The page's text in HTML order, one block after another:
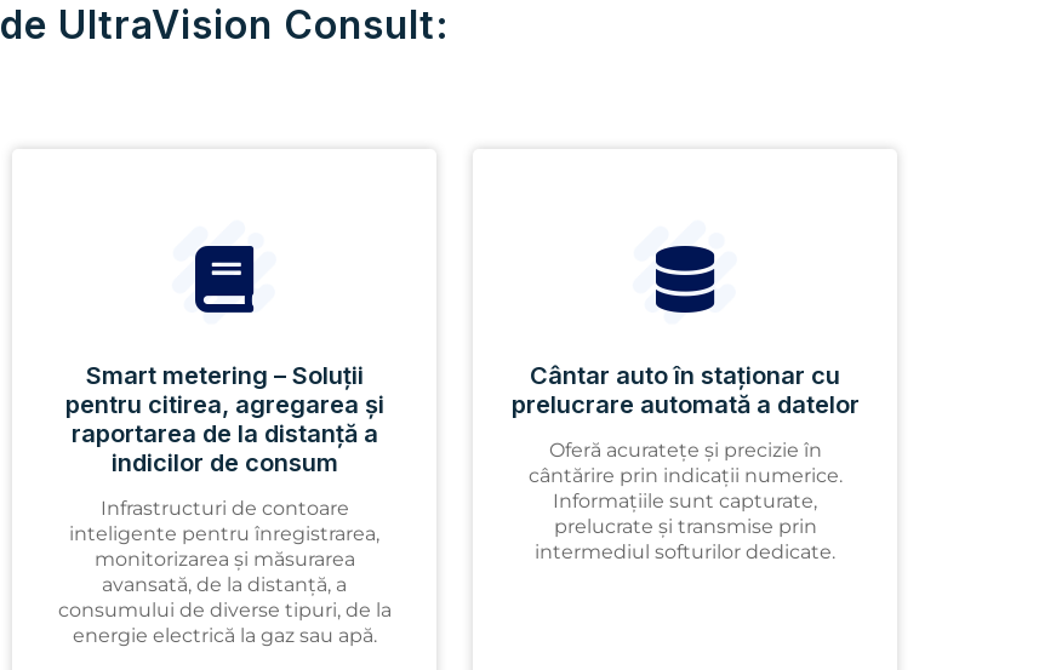
de UltraVision Consult:
Smart metering – Soluții
pentru citirea, agregarea și
raportarea de la distanță a
indicilor de consum
Infrastructuri de contoare
inteligente pentru înregistrarea,
monitorizarea și măsurarea
avansată, de la distanță, a
consumului de diverse tipuri, de la
energie electrică la gaz sau apă.
Cântar auto în staționar cu
prelucrare automată a datelor
Oferă acuratețe și precizie în
cântărire prin indicații numerice.
Informațiile sunt capturate,
prelucrate și transmise prin
intermediul softurilor dedicate.